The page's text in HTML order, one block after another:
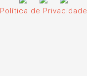
Política de Privacidade